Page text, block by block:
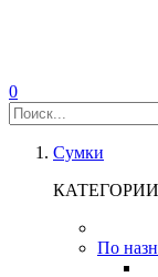
0
Сумки
КАТЕГОРИИ
По